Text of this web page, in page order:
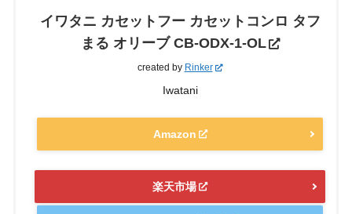
イワタニ カセットフー カセットコンロ タフ
まる オリーブ CB-ODX-1-OL
created by Rinker
Iwatani
Amazon
楽天市場